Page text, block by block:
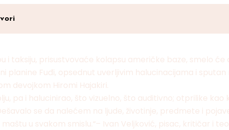
i taksiju, prisustvovaće kolapsu američke baze, smelo
planine Fuđi, opsednut uverljivim halucinacijama i
devojkom Hiromi Hajakiri.
pa i halucinirao, što vizuelno, što auditivno; otprilike
se da nalećem na ljude, životinje, predmete i
u svakom smislu.“– Ivan Veljković, pisac, kritičar i